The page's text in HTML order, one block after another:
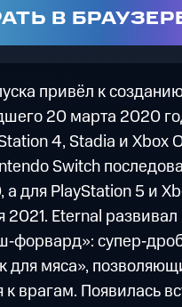
В
привёл к
20 марта 2020
4, Stadia и Xbox
Switch
для PlayStation 5 и
Eternal развивал
для мяса»,
к врагам. Появилась